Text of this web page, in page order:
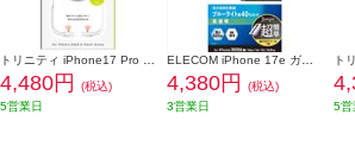
4,480円
(税込)
5営業日
4,380円
(税込)
3営業日
5営